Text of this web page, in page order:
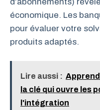
économique. Les
pour évaluer votre
produits adaptés.
Lire aussi :
la clé qui ouvre les
l'intégration